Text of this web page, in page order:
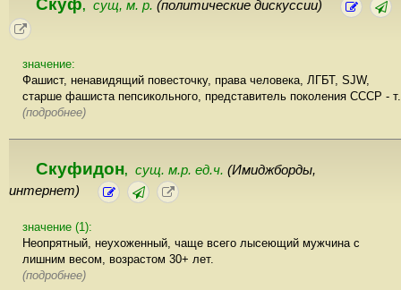
Скуф, сущ, м. р. (политические дискуссии)
значение:
Фашист, ненавидящий повесточку, права человека, ЛГБТ, SJW,
старше фашиста пепсикольного, представитель поколения СССР - т.
(подробнее)
Скуфидон, сущ. м.р. ед.ч. (Имиджборды,
интернет)
значение (1):
Неопрятный, неухоженный, чаще всего лысеющий мужчина с
лишним весом, возрастом 30+ лет.
(подробнее)